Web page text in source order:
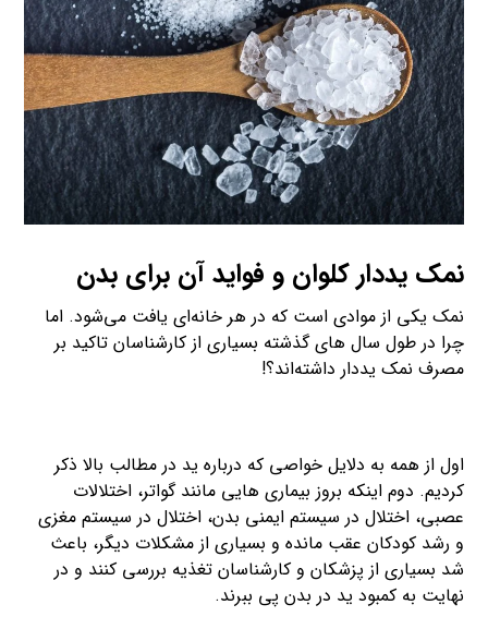
نمک یددار کلوان و فواید آن برای بدن
نمک یکی از موادی است که در هر خانه‌ای یافت می‌شود. اما
چرا در طول سال های گذشته بسیاری از کارشناسان تاکید بر
مصرف نمک یددار داشته‌اند؟!
اول از همه به دلایل خواصی که درباره ید در مطالب بالا ذکر
کردیم. دوم اینکه بروز بیماری هایی مانند گواتر، اختلالات
عصبی، اختلال در سیستم ایمنی بدن، اختلال در سیستم مغزی
و رشد کودکان عقب مانده و بسیاری از مشکلات دیگر، باعث
شد بسیاری از پزشکان و کارشناسان تغذیه بررسی کنند و در
نهایت به کمبود ید در بدن پی ببرند.